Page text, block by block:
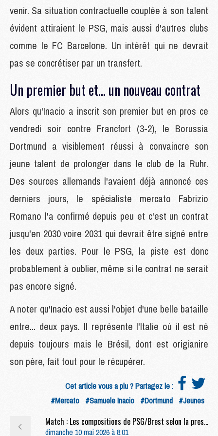
venir. Sa situation contractuelle couplée à son talent
évident attiraient le PSG, mais aussi d'autres clubs
comme le FC Barcelone. Un intérêt qui ne devrait
pas se concrétiser par un transfert.
Un premier but et... un nouveau contrat
Alors qu'Inacio a inscrit son premier but en pros ce
vendredi soir contre Francfort (3-2), le Borussia
Dortmund a visiblement réussi à convaincre son
jeune talent de prolonger dans le club de la Ruhr.
Des sources allemands l'avaient déjà annoncé ces
derniers jours, le spécialiste mercato Fabrizio
Romano l'a confirmé depuis peu et c'est un contrat
jusqu'en 2030 voire 2031 qui devrait être signé entre
les deux parties. Pour le PSG, la piste est donc
probablement à oublier, même si le contrat ne serait
pas encore signé.
A noter qu'Inacio est aussi l'objet d'une belle bataille
entre... deux pays. Il représente l'Italie où il est né
depuis toujours mais le Brésil, dont est origianire
son père, fait tout pour le récupérer.
Cet article vous a plu ? Partagez le :
#Mercato #Samuele Inacio #Dortmund #Jeunes
Match : Les compositions de PSG/Brest selon la presse
dimanche 10 mai 2026 à 8:01